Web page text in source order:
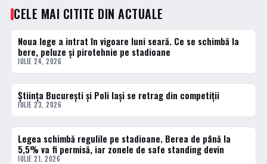
CELE MAI CITITE DIN ACTUALE
1 · TOP
Noua lege a intrat în vigoare luni seară. Ce se schimbă la
bere, peluze și pirotehnie pe stadioane
IULIE 24, 2026
2 · TOP
Știința București și Poli Iași se retrag din competiții
IULIE 23, 2026
3 · TOP
Legea schimbă regulile pe stadioane. Berea de până la
5,5% va fi permisă, iar zonele de safe standing devin
IULIE 21, 2026